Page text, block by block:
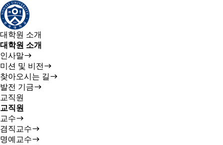
대학원 소개
대학원 소개
인사말
미션 및 비전
찾아오시는 길
발전 기금
교직원
교직원
교수
겸직교수
명예교수